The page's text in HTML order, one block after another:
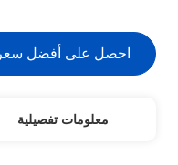
احصل على أفضل سعر
معلومات تفصيلية